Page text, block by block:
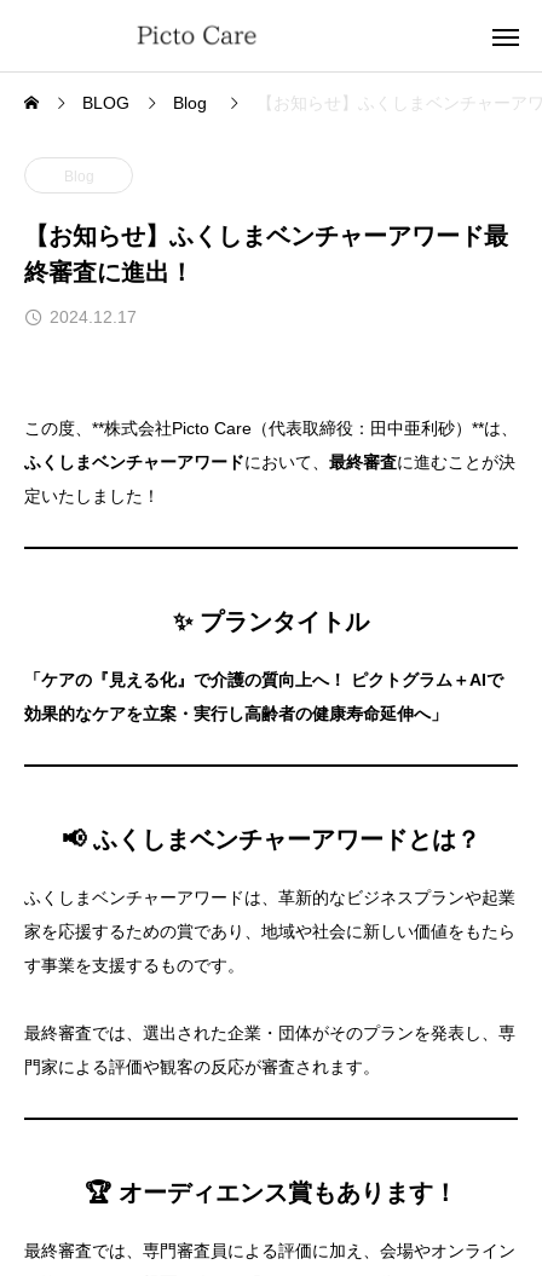
BLOG Blog 【お知らせ】ふくしまベンチャーア
Blog
【お知らせ】ふくしまベンチャーアワード最
終審査に進出！
2024.12.17
この度、**株式会社Picto Care（代表取締役：田中亜利砂）**は、
ふくしまベンチャーアワードにおいて、 最終審査に進むことが決
定いたしました！
✨ プランタイトル
「ケアの『見える化』で介護の質向上へ！ ピクトグラム＋AIで
効果的なケアを立案・実行し高齢者の健康寿命延伸へ」
📢 ふくしまベンチャーアワードとは？
ふくしまベンチャーアワードは、革新的なビジネスプランや起業
家を応援するための賞であり、地域や社会に新しい価値をもたら
す事業を支援するものです。
最終審査では、選出された企業・団体がそのプランを発表し、専
門家による評価や観客の反応が審査されます。
🏆 オーディエンス賞もあります！
最終審査では、専門審査員による評価に加え、会場やオンライン